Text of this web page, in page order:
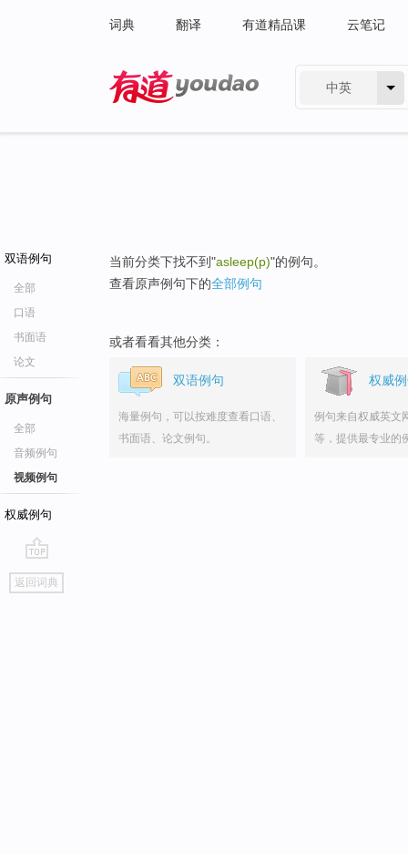
词典 翻译 有道精品课 云笔记
中英
双语例句
全部
口语
书面语
论文
原声例句
全部
音频例句
视频例句
权威例句
go
top
返回词典
当前分类下找不到"asleep(p)"的例句。
查看原声例句下的全部例句
或者看看其他分类：
双语例句
海量例句，可以按难度查看口语、
书面语、论文例句。
权威
例句来自权威英文
等，提供最专业的